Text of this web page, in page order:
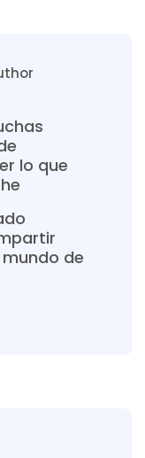
lo que
de